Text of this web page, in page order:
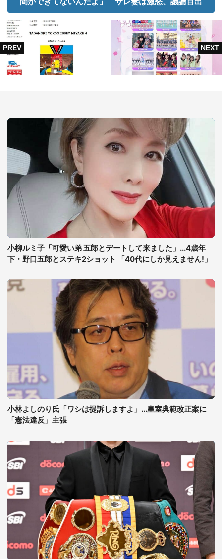
小柳ルミ子「可愛い弟 五郎とデートして来ました」...4歳年
下・野口五郎とステキ2ショット 「40代にしか見えません!」
小林よしのり氏「ワシは提訴しますよ」...皇室典範改正案に
「憲法違反」主張